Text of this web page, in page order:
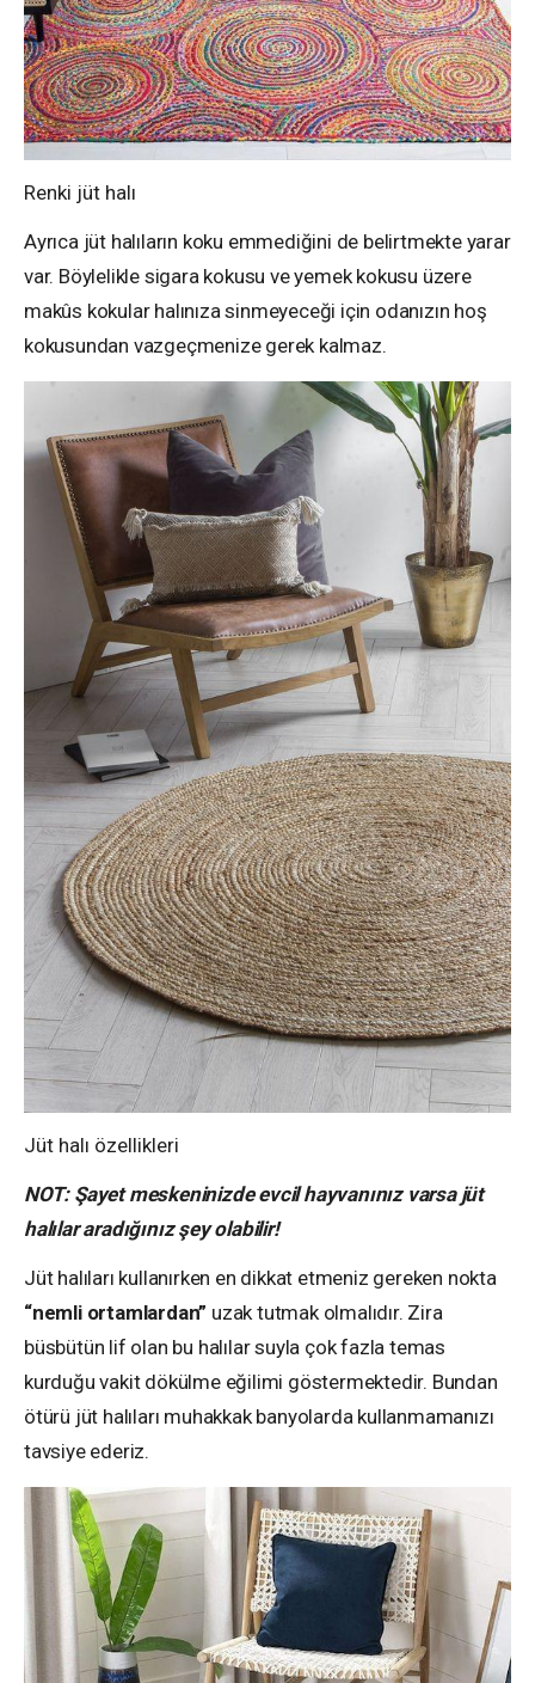
Renki jüt halı
Ayrıca jüt halıların koku emmediğini de belirtmekte yarar
var. Böylelikle sigara kokusu ve yemek kokusu üzere
makûs kokular halınıza sinmeyeceği için odanızın hoş
kokusundan vazgeçmenize gerek kalmaz.
Jüt halı özellikleri
NOT: Şayet meskeninizde evcil hayvanınız varsa jüt
halılar aradığınız şey olabilir!
Jüt halıları kullanırken en dikkat etmeniz gereken nokta
“nemli ortamlardan” uzak tutmak olmalıdır. Zira
büsbütün lif olan bu halılar suyla çok fazla temas
kurduğu vakit dökülme eğilimi göstermektedir. Bundan
ötürü jüt halıları muhakkak banyolarda kullanmamanızı
tavsiye ederiz.